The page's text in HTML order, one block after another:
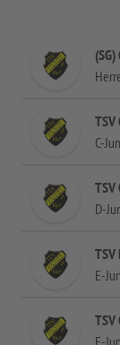
TSV
C-
TSV
D-
TSV
E-
TSV
F-